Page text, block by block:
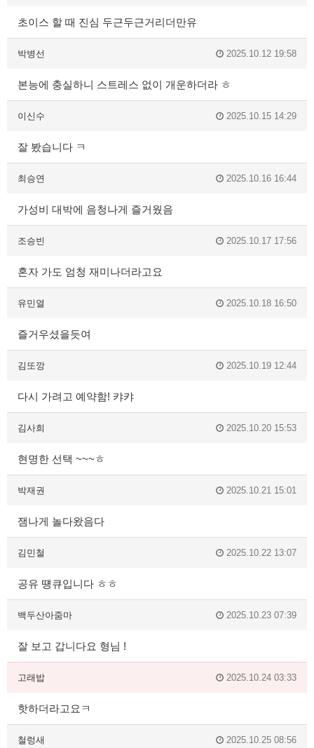
초이스 할 때 진심 두근두근거리더만유
박병선 2025.10.12 19:58
본능에 충실하니 스트레스 없이 개운하더라 ㅎ
이신수 2025.10.15 14:29
잘 봤습니다 ㅋ
최승연 2025.10.16 16:44
가성비 대박에 음청나게 즐거웠음
조승빈 2025.10.17 17:56
혼자 가도 엄청 재미나더라고요
유민열 2025.10.18 16:50
즐거우셨을듯여
김또깡 2025.10.19 12:44
다시 가려고 예약함! 캬캬
김사희 2025.10.20 15:53
현명한 선택 ~~~ㅎ
박재권 2025.10.21 15:01
잼나게 놀다왔음다
김민철 2025.10.22 13:07
공유 떙큐입니다 ㅎㅎ
백두산아줌마 2025.10.23 07:39
잘 보고 갑니다요 형님 !
고래밥 2025.10.24 03:33
핫하더라고요ㅋ
철렁새 2025.10.25 08:56